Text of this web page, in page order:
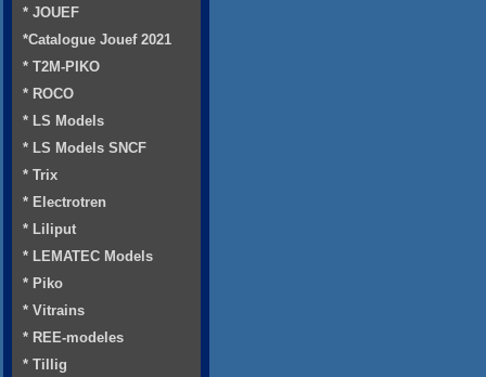
* JOUEF
*Catalogue Jouef 2021
* T2M-PIKO
* ROCO
* LS Models
* LS Models SNCF
* Trix
* Electrotren
* Liliput
* LEMATEC Models
* Piko
* Vitrains
* REE-modeles
* Tillig